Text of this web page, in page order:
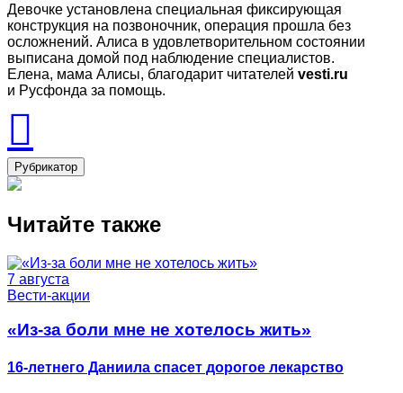
Девочке установлена специальная фиксирующая
конструкция на позвоночник, операция прошла без
осложнений. Алиса в удовлетворительном состоянии
выписана домой под наблюдение специалистов.
Елена, мама Алисы, благодарит читателей vesti.ru
и Русфонда за помощь.
Рубрикатор
Читайте также
7 августа
Вести-акции
«Из-за боли мне не хотелось жить»
16-летнего Даниила спасет дорогое лекарство